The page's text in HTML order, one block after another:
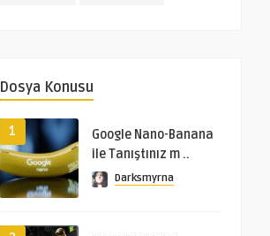
Dosya Konusu
1
Google Nano-Banana
ile Tanıştınız m ..
Darksmyrna